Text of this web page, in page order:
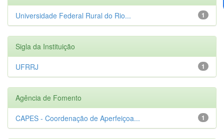
1
Universidade Federal Rural do Rio...
Sigla da Instituição
1
UFRRJ
Agência de Fomento
1
CAPES - Coordenação de Aperfeiçoa...